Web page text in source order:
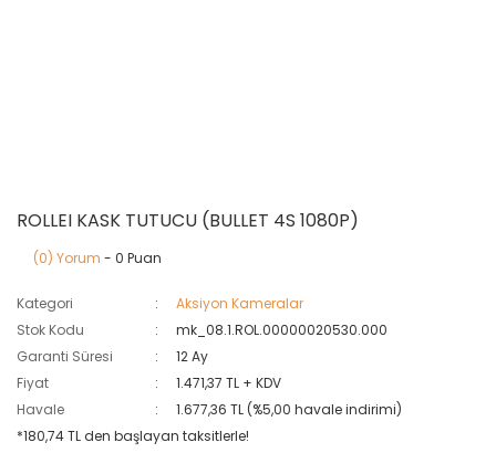
ROLLEI KASK TUTUCU (BULLET 4S 1080P)
(0) Yorum - 0 Puan
Kategori
Aksiyon Kameralar
Stok Kodu
mk_08.1.ROL.00000020530.000
Garanti Süresi
12 Ay
Fiyat
1.471,37 TL + KDV
Havale
1.677,36 TL (%5,00 havale indirimi)
*180,74 TL den başlayan taksitlerle!